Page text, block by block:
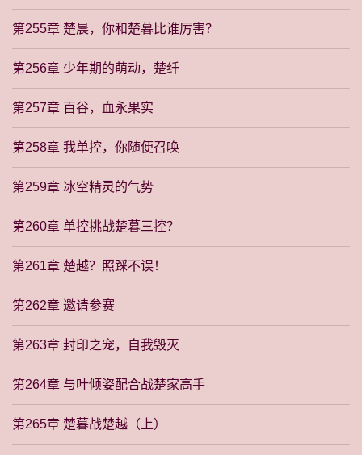
第255章 楚晨，你和楚暮比谁厉害？
第256章 少年期的萌动，楚纤
第257章 百谷，血永果实
第258章 我单控，你随便召唤
第259章 冰空精灵的气势
第260章 单控挑战楚暮三控？
第261章 楚越？照踩不误！
第262章 邀请参赛
第263章 封印之宠，自我毁灭
第264章 与叶倾姿配合战楚家高手
第265章 楚暮战楚越（上）